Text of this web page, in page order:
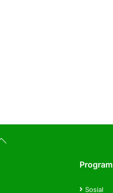
Back
To
Program
Sosial